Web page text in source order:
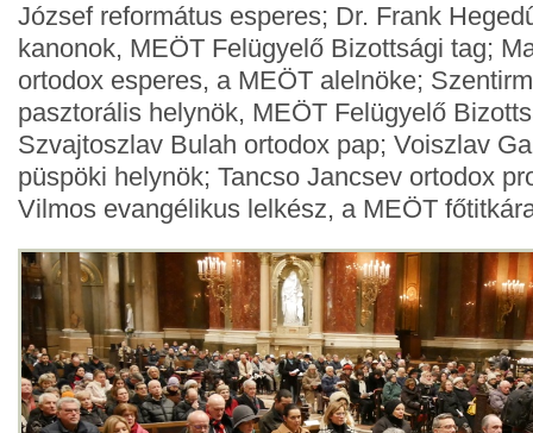
József református esperes; Dr. Frank
kanonok, MEÖT Felügyelő Bizottsági tag;
ortodox esperes, a MEÖT alelnöke;
pasztorális helynök, MEÖT Felügyelő
Szvajtoszlav Bulah ortodox pap; Voiszlav
püspöki helynök; Tancso Jancsev ortodox
Vilmos evangélikus lelkész, a MEÖT